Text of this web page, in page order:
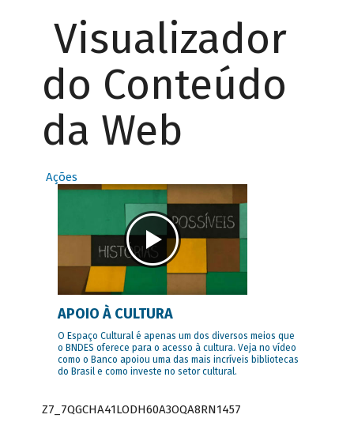
Visualizador
do Conteúdo
da Web
Ações
APOIO À CULTURA
O Espaço Cultural é apenas um dos diversos meios que
o BNDES oferece para o acesso à cultura. Veja no vídeo
como o Banco apoiou uma das mais incríveis bibliotecas
do Brasil e como investe no setor cultural.
Z7_7QGCHA41LODH60A3OQA8RN1457